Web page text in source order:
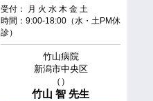
受付： 月 火 水 木 金 土
時間：9:00-18:00（水・土PM休
診）
竹山病院
新潟市中央区
（）
竹山 智 先生